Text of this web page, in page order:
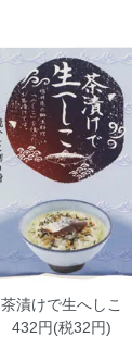
茶漬けで生へしこ
432円(税32円)